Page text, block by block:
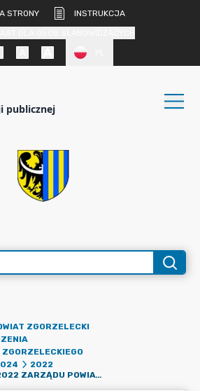
STRONY
INSTRUKCJA
publicznej
ZGORZELECKI
2022
UCHWAŁA NR 506/2022 ZARZĄDU POWIATU ZGORZELECKIEGO Z DNIA 22 LISTOPADA 2022 R. W SPRAWIE ZMIAN W BUDŻECIE POWIATU ZGORZELECKIEGO NA 2022 R.